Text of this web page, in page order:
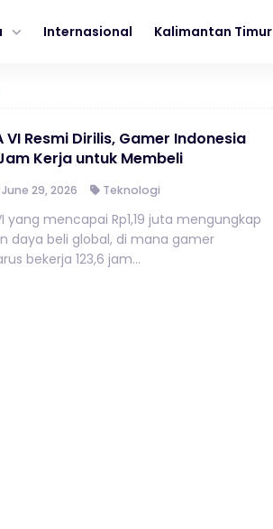
Internasional Kalimantan Timur
VI Resmi Dirilis, Gamer Indonesia
Kerja untuk Membeli
June 29, 2026 Teknologi
yang mencapai Rp1,19 juta mengungkap
daya beli global, di mana gamer
bekerja 123,6 jam...